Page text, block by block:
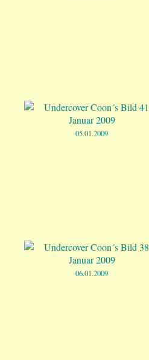
05.01.2009
06.01.2009